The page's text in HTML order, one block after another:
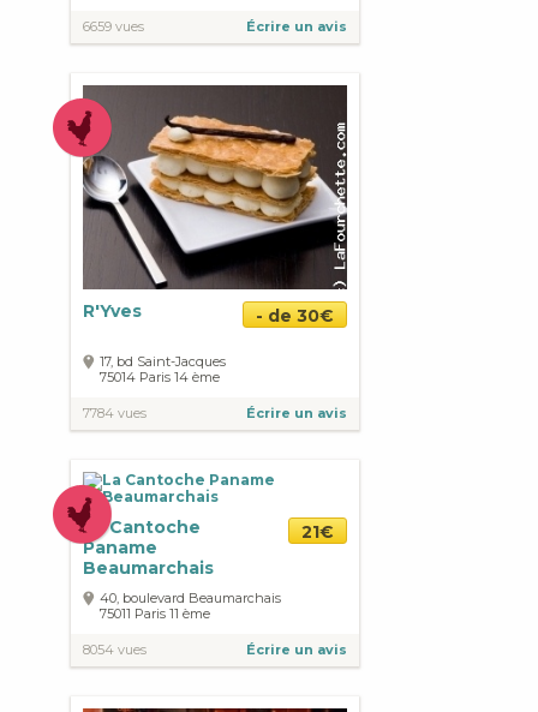
6659 vues Écrire un avis
R'Yves - de 30€
17, bd Saint-Jacques
75014 Paris 14 ème
7784 vues Écrire un avis
La Cantoche
Paname
Beaumarchais
21€
40, boulevard Beaumarchais
75011 Paris 11 ème
8054 vues Écrire un avis